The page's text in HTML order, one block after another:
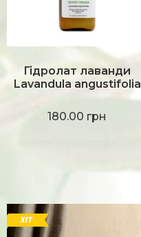
Гідролат лаванди
Lavandula angustifolia
180.00 грн